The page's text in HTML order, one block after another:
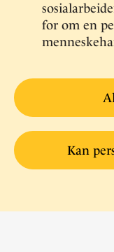
for om en
Kan